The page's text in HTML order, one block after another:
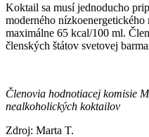
Koktail sa musí jednoducho
moderného
maximálne 65 kcal/100 ml.
členských štátov svetovej
Členovia hodnotiacej komisie
nealkoholických koktailov
Zdroj: Marta T.